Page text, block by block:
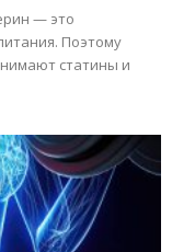
— это
Поэтому
статины и